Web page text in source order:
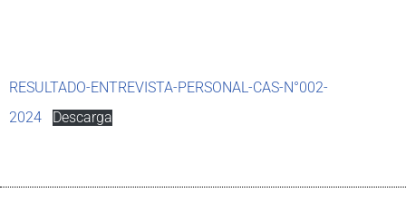
RESULTADO-ENTREVISTA-PERSONAL-CAS-N°002-
2024
Descarga